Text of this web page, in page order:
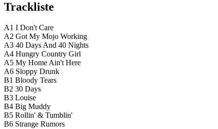
Trackliste
A1 I Don't Care
A2 Got My Mojo Working
A3 40 Days And 40 Nights
A4 Hungry Country Girl
A5 My Home Ain't Here
A6 Sloppy Drunk
B1 Bloody Tears
B2 30 Days
B3 Louise
B4 Big Muddy
B5 Rollin' & Tumblin'
B6 Strange Rumors